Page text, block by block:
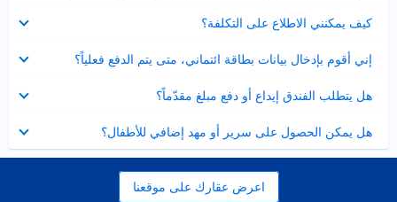
كيف يمكنني الاطلاع على التكلفة؟
مصغر
إني أقوم بإدخال بيانات بطاقة ائتماني، متى يتم الدفع فعلياً؟
مصغر
هل يتطلب الفندق إيداع أو دفع مبلغ مقدّماً؟
مصغر
هل يمكن الحصول على سرير أو مهد إضافي للأطفال؟
مصغر
اعرض عقارك على موقعنا